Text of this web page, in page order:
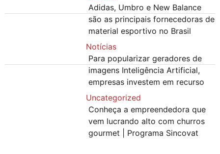
Adidas, Umbro e New Balance
são as principais fornecedoras de
material esportivo no Brasil
Notícias
Para popularizar geradores de
imagens Inteligência Artificial,
empresas investem em recurso
Uncategorized
Conheça a empreendedora que
vem lucrando alto com churros
gourmet | Programa Sincovat